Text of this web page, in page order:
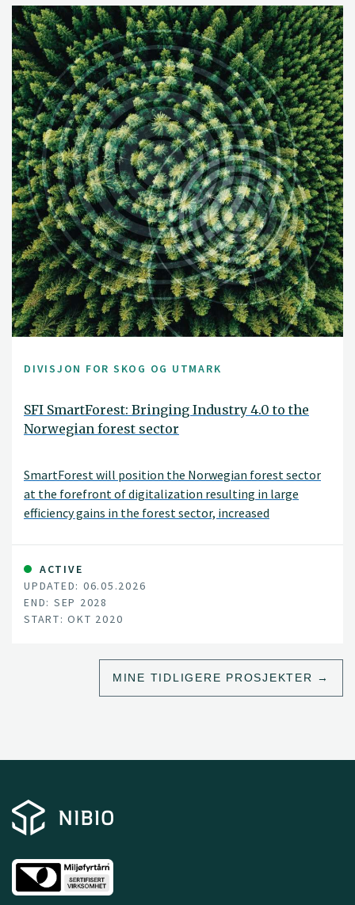
DIVISJON FOR SKOG OG UTMARK
SFI SmartForest: Bringing Industry 4.0 to the
Norwegian forest sector
SmartForest will position the Norwegian forest sector
at the forefront of digitalization resulting in large
efficiency gains in the forest sector, increased
significant climate benefits. SmartForest will result in a
series of innovations and be the catalyst for an
internationally competitive forest-tech sector in
Norway. The fundamental components for achieving
this are in place; a unified and committed forest sector,
data and technology companies.
ACTIVE
UPDATED: 06.05.2026
END: SEP 2028
START: OKT 2020
MINE TIDLIGERE PROSJEKTER